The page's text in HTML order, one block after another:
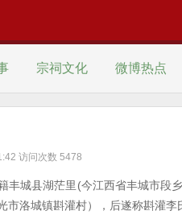
宗祠文化 微博热点
闻 家族历史
访问次数 5478
丰城县湖茫里(今江西省丰城市段
市洛城镇斟灌村），后遂称斟灌李